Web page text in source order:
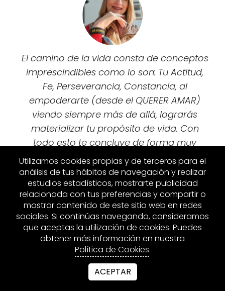
El camino de la vida consta de conceptos
imprescindibles como lo son: Tu Actitud,
Fe, Perseverancia, Constancia, al
empoderarte (desde el QUERER AMAR)
viendo siempre más de allá, lograrás
materializar tu propósito de vida. Con
todo esto te concluye de forma muy
clara y precisa, que solo tú eres
responsable de tu felicidad y tus éxitos.
José Andrés gracias, gracias, gracias. Te
fecilito por tu hermosa OBRA. Éxitos
Totales.
Rosa Mª Tedesco Maiullari, Doctora &
Coach de Salud, lectora de la SAGA
Me siento inmensamente por vuestras
Utilizamos cookies propias y de terceros para el
análisis de tus hábitos de navegación y realizar
estudios estadísticos, mostrarte publicidad
relacionada con tus preferencias y compartir o
mostrar contenido de este sitio web en redes
sociales. Si continúas navegando, consideramos
que aceptas la utilización de cookies. Puedes
obtener más información en nuestra
Política de Cookies.
ACEPTAR